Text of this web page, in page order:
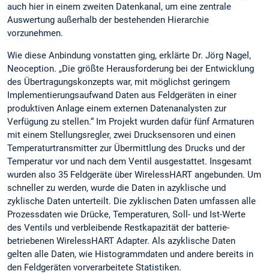
auch hier in einem zweiten Datenkanal, um eine zentrale
Auswertung außerhalb der bestehenden Hierarchie
vorzunehmen.
Wie diese Anbindung vonstatten ging, erklärte Dr. Jörg Nagel,
Neoception. „Die größte Herausforderung bei der Entwicklung
des Übertragungskonzepts war, mit möglichst geringem
Implementierungsaufwand Daten aus Feldgeräten in einer
produktiven Anlage einem externen Datenanalysten zur
Verfügung zu stellen.“ Im Projekt wurden dafür fünf Armaturen
mit einem Stellungsregler, zwei Drucksensoren und einen
Temperaturtransmitter zur Übermittlung des Drucks und der
Temperatur vor und nach dem Ventil ausgestattet. Insgesamt
wurden also 35 Feldgeräte über WirelessHART angebunden. Um
schneller zu werden, wurde die Daten in azyklische und
zyklische Daten unterteilt. Die zyklischen Daten umfassen alle
Prozessdaten wie Drücke, Temperaturen, Soll- und Ist-Werte
des Ventils und verbleibende Restkapazität der batterie-
betriebenen WirelessHART Adapter. Als azyklische Daten
gelten alle Daten, wie Histogrammdaten und andere bereits in
den Feldgeräten vorverarbeitete Statistiken.